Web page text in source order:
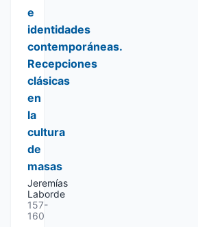
e
identidades
contemporáneas.
Recepciones
clásicas
en
la
cultura
de
masas
Jeremías
Laborde
157-
160